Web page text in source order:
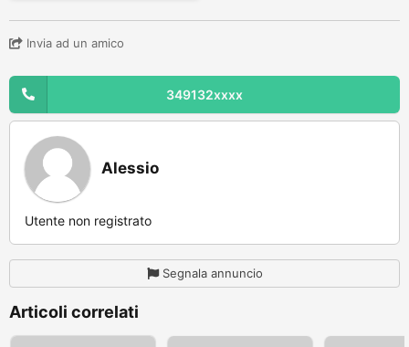
Invia ad un amico
349132xxxx
Alessio
Utente non registrato
Segnala annuncio
Articoli correlati